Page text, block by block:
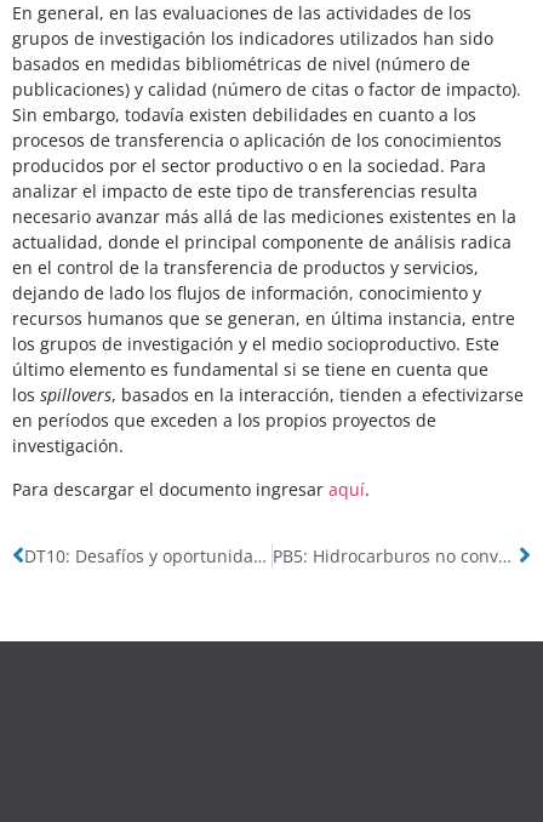
En general, en las evaluaciones de las actividades de los
grupos de investigación los indicadores utilizados han sido
basados en medidas bibliométricas de nivel (número de
publicaciones) y calidad (número de citas o factor de impacto).
Sin embargo, todavía existen debilidades en cuanto a los
procesos de transferencia o aplicación de los conocimientos
producidos por el sector productivo o en la sociedad. Para
analizar el impacto de este tipo de transferencias resulta
necesario avanzar más allá de las mediciones existentes en la
actualidad, donde el principal componente de análisis radica
en el control de la transferencia de productos y servicios,
dejando de lado los flujos de información, conocimiento y
recursos humanos que se generan, en última instancia, entre
los grupos de investigación y el medio socioproductivo. Este
último elemento es fundamental si se tiene en cuenta que
los spillovers, basados en la interacción, tienden a efectivizarse
en períodos que exceden a los propios proyectos de
investigación.
Para descargar el documento ingresar aquí.
DT10: Desafíos y oportunidades de innovación en la producción de petróleo y gas no convencionales en la Argentina PB5: Hidrocarburos no convencionales en la Argentina: oportunidad para el desarrollo de capacidades tecnológicas locales